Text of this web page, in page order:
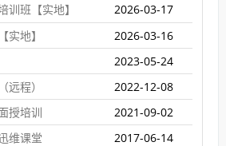
训班【实地】
2026-03-17
实地】
2026-03-16
2023-05-24
远程）
2022-12-08
授培训
2021-09-02
维课堂
2017-06-14